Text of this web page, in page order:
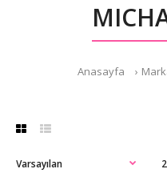
Anasayfa